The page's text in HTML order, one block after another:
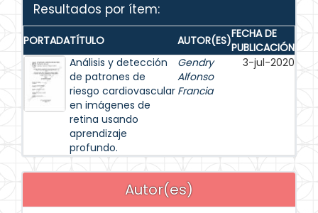
Resultados por ítem:
PORTADATÍTULO AUTOR(ES)FECHA DE
PUBLICACIÓN
Análisis y detección
de patrones de
riesgo cardiovascular
en imágenes de
retina usando
aprendizaje
profundo.
Gendry
Alfonso
Francia
3-jul-2020
Autor(es)